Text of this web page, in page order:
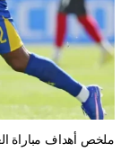
ملخص أهداف مباراة